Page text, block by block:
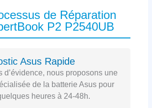
de Réparation
P2 P2540UB
Asus Rapide
d’évidence, nous proposons une
de la batterie Asus pour
heures à 24-48h.